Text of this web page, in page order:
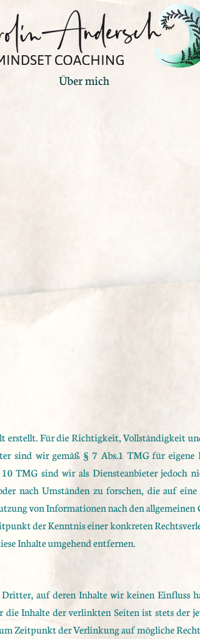
Über mich
erstellt. Für die Richtigkeit, Vollständigkeit
sind wir gemäß § 7 Abs.1 TMG für eigene
TMG sind wir als Diensteanbieter jedoch
nach Umständen zu forschen, die auf
von Informationen nach den allgemeinen
der Kenntnis einer konkreten
Inhalte umgehend entfernen.
auf deren Inhalte wir keinen Einfluss
die Inhalte der verlinkten Seiten ist stets der
Zeitpunkt der Verlinkung auf mögliche